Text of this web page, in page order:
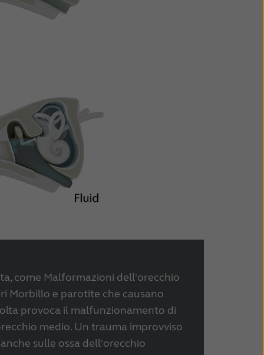
come Malformazioni dell'orecchio
Morbillo e parotite che causano
provoca il malfunzionamento di
medio. Un trauma improvviso
sulle ossa dell'orecchio